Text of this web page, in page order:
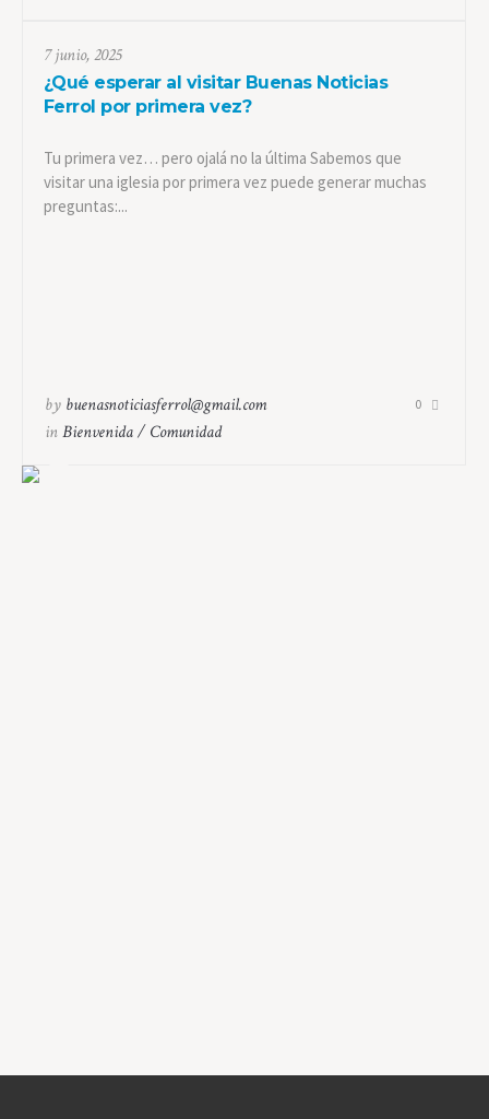
7 junio, 2025
¿Qué esperar al visitar Buenas Noticias
Ferrol por primera vez?
Tu primera vez… pero ojalá no la última Sabemos que
visitar una iglesia por primera vez puede generar muchas
preguntas:...
0
by buenasnoticiasferrol@gmail.com
inBienvenida / Comunidad